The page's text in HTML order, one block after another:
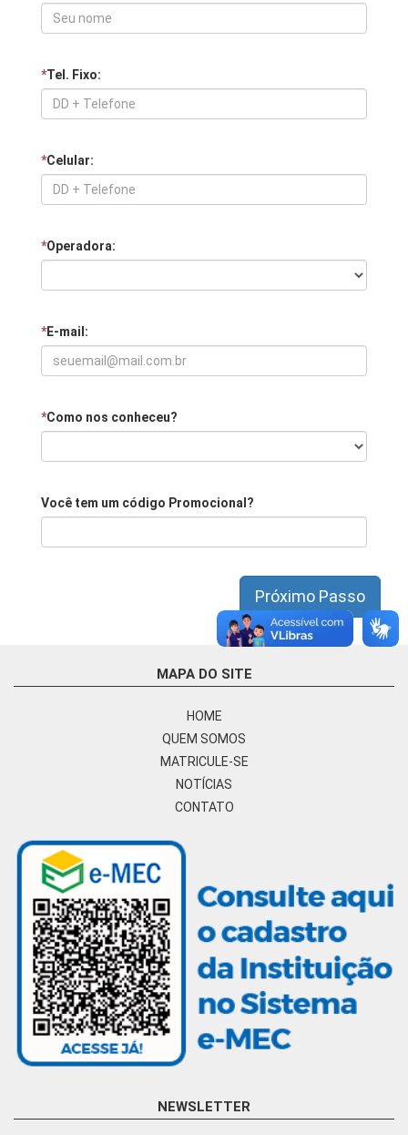
*Tel. Fixo:
*Celular:
*Operadora:
*E-mail:
*Como nos conheceu?
Você tem um código Promocional?
Próximo Passo
MAPA DO SITE
HOME
QUEM SOMOS
MATRICULE-SE
NOTÍCIAS
CONTATO
NEWSLETTER